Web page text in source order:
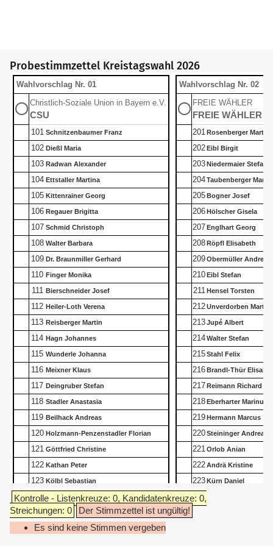
Probestimmzettel Kreistagswahl 2026
Wahlvorschlag Nr. 01
◯ Christlich-Soziale Union in Bayern e.V.
CSU
101 Schnitzenbaumer Franz
102 Dießl Maria
103 Radwan Alexander
104 Ettstaller Martina
105 Kittenrainer Georg
106 Regauer Brigitta
107 Schmid Christoph
108 Walter Barbara
109 Dr. Braunmiller Gerhard
110 Finger Monika
111 Bierschneider Josef
112 Heiler-Loth Verena
113 Reisberger Martin
114 Hagn Johannes
115 Wunderle Johanna
116 Meixner Klaus
117 Deingruber Stefan
118 Stadler Anastasia
119 Beilhack Andreas
120 Holzmann-Penzenstadler Florian
121 Göttfried Christine
122 Kathan Peter
123 Kölbl Sebastian
124 Eck Martina
125 Reinthaler Florian
126 Fuchs Alois
Wahlvorschlag Nr. 02
◯ FREIE WÄHLER
FREIE WÄHLER
201Rosenberger Martin
202Eibl Birgit
203Niedermaier Stefan
204Taubenberger Martin
205Bogner Josef
206Hölscher Gisela
207Englhart Georg
208Röpfl Elisabeth
209Obermüller Andreas
210Eibl Stefan
211 Hensel Torsten
212Unverdorben
213Jupé Albert
214Walter Stefan
215Stahl Felix
216Brandl-Thür
217Reimann Richard
218Eberharter Marinus
219Hermann Marcus
220Steininger Andreas
221Orlob Anian
222Andrä Kristine
223Kürn Daniel
224
Kontrolle - Listenkreuze: 0, Kandidatenkreuze: 0,
Streichungen: 0
Der Stimmzettel ist ungültig!
Es sind keine Stimmen vergeben